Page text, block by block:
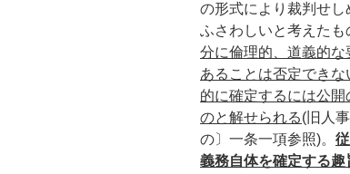
の形式により裁判せ
ふさわしいと考えたも
分に倫理的、道義的
あることは否定でき
的に確定するには公
のと解せられる(旧人
の〕一条一項参照)。
義務自体を確定する